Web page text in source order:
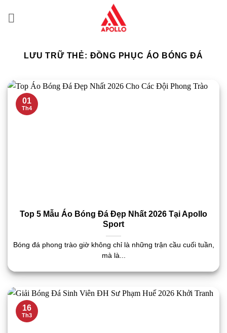
LƯU TRỮ THẺ: ĐỒNG PHỤC ÁO BÓNG ĐÁ
Top 5 Mẫu Áo Bóng Đá Đẹp Nhất 2026 Tại Apollo
Sport
Bóng đá phong trào giờ không chỉ là những trận cầu cuối tuần,
mà là...
01
Th4
16
Th3